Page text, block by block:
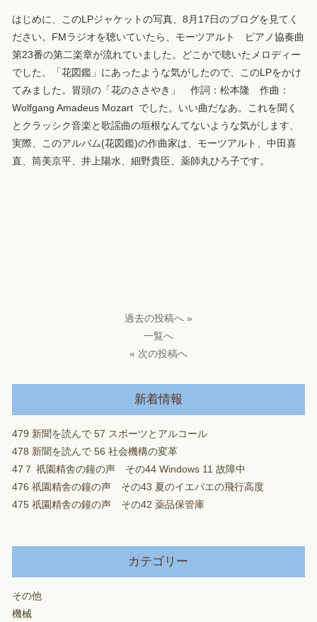
はじめに、このLPジャケットの写真、8月17日のブログを見てく
ださい。FMラジオを聴いていたら、モーツアルト ピアノ協奏曲
第23番の第二楽章が流れていました。どこかで聴いたメロディー
でした。「花図鑑」にあったような気がしたので、このLPをかけ
てみました。冒頭の「花のささやき」 作詞：松本隆 作曲：
Wolfgang Amadeus Mozart でした。いい曲だなあ。これを聞く
とクラッシク音楽と歌謡曲の垣根なんてないような気がします、
実際、このアルバム(花図鑑)の作曲家は、モーツアルト、中田喜
直、筒美京平、井上陽水、細野貴臣、薬師丸ひろ子です。
過去の投稿へ »
一覧へ
« 次の投稿へ
新着情報
479 新聞を読んで 57 スポーツとアルコール
478 新聞を読んで 56 社会機構の変革
47７ 祇園精舎の鐘の声 その44 Windows 11 故障中
476 祇園精舎の鐘の声 その43 夏のイエバエの飛行高度
475 祇園精舎の鐘の声 その42 薬品保管庫
カテゴリー
その他
機械